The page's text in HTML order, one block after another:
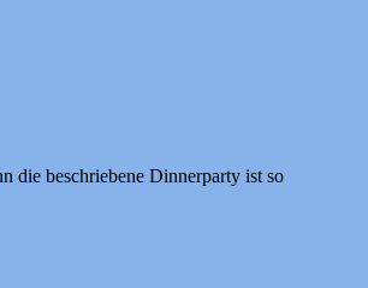
die beschriebene Dinnerparty ist so